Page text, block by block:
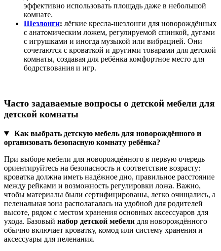
эффективно использовать площадь даже в небольшой
комнате.
Шезлонги: лёгкие кресла‑шезлонги для новорождённых
с анатомическим ложем, регулируемой спинкой, дугами
с игрушками и иногда музыкой или вибрацией. Они
сочетаются с кроваткой и другими товарами для детской
комнаты, создавая для ребёнка комфортное место для
бодрствования и игр.
Часто задаваемые вопросы о детской мебели для
детской комнаты
Как выбрать детскую мебель для новорождённого и
организовать безопасную комнату ребёнка?
При выборе мебели для новорождённого в первую очередь
ориентируйтесь на безопасность и соответствие возрасту:
кроватка должна иметь надёжное дно, правильное расстояние
между рейками и возможность регулировки ложа. Важно,
чтобы материалы были сертифицированы, легко очищались, а
пеленальная зона располагалась на удобной для родителей
высоте, рядом с местом хранения основных аксессуаров для
ухода. Базовый набор детской мебели для новорождённого
обычно включает кроватку, комод или систему хранения и
аксессуары для пеленания.